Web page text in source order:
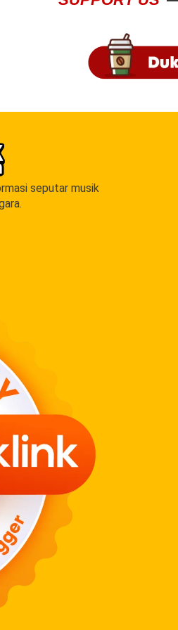
seputar musik